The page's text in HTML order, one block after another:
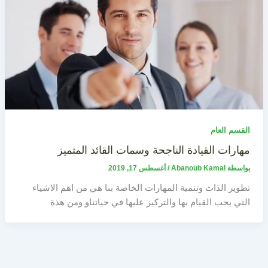
القسم العام
مهارات القيادة الناجحة وسمات القائد المتميز
بواسطة Abanoub Kamal
/ أغسطس 17, 2019
تطوير الذات وتنمية المهارات الخاصة بنا هي من اهم الاشياء
التي يجب القيام بها والتركيز عليها في حياتناو ومن هذة